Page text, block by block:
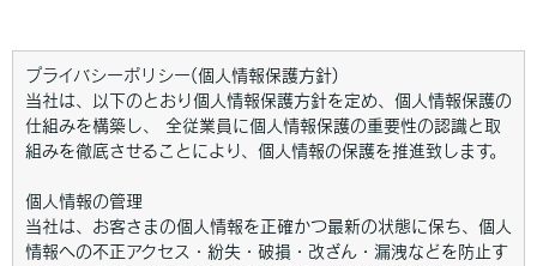
プライバシーポリシー(個人情報保護方針)
当社は、以下のとおり個人情報保護方針を定め、個人情報保護の
仕組みを構築し、 全従業員に個人情報保護の重要性の認識と取
組みを徹底させることにより、個人情報の保護を推進致します。
個人情報の管理
当社は、お客さまの個人情報を正確かつ最新の状態に保ち、個人
情報への不正アクセス・紛失・破損・改ざん・漏洩などを防止す